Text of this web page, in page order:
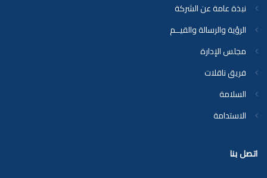
اتصل بنا
نبذة عامة عن الشركة
الرؤية والرسالة والقيــم
مجلس الإدارة
فريق ناقلات
السلامة
الاستدامة